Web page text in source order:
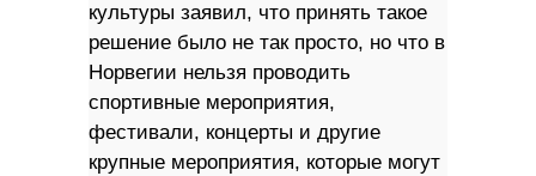
культуры заявил, что принять такое
решение было не так просто, но что в
Норвегии нельзя проводить
спортивные мероприятия,
фестивали, концерты и другие
крупные мероприятия, которые могут